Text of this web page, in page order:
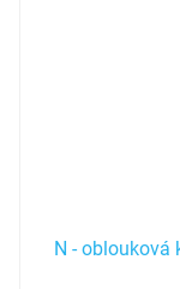
N - oblouková